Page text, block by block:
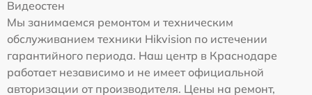
Видеостен
Мы занимаемся ремонтом и техническим
обслуживанием техники Hikvision по истечении
гарантийного периода. Наш центр в Краснодаре
работает независимо и не имеет официальной
авторизации от производителя. Цены на ремонт,